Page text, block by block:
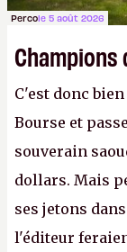
Percole 5 août 2026
Champions
C'est donc
Bourse et
souverain
dollars. Mais
ses jetons
l'éditeur